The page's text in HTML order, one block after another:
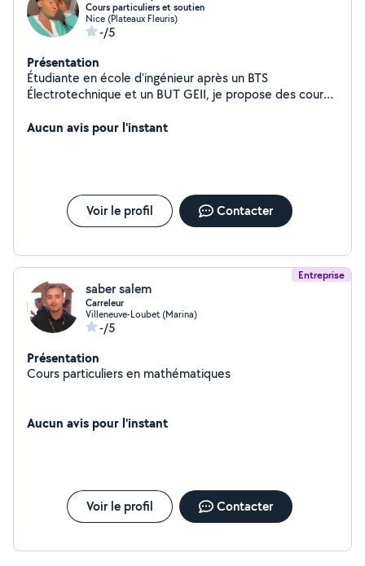
Cours particuliers et soutien
Nice (Plateaux Fleuris)
-/5
Présentation
Étudiante en école d'ingénieur après un BTS
Électrotechnique et un BUT GEII, je propose des cours
primaire, collège et lycée. Matières proposées :
accompagnement personnalisé selon les besoins de
l'élève. Objectifs : Améliorer la compréhension, combler
les lacunes, préparer les examens et gagner en
préférence). Tarif : À discuter selon le niveau et la
fréquence. CESU accepté.
Aucun avis pour l'instant
Voir le profil Contacter
Entreprise
saber salem
Carreleur
Villeneuve-Loubet (Marina)
-/5
Présentation
Cours particuliers en mathématiques
Aucun avis pour l'instant
Voir le profil Contacter